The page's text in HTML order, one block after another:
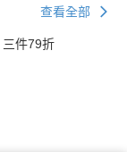
查看全部
三件79折